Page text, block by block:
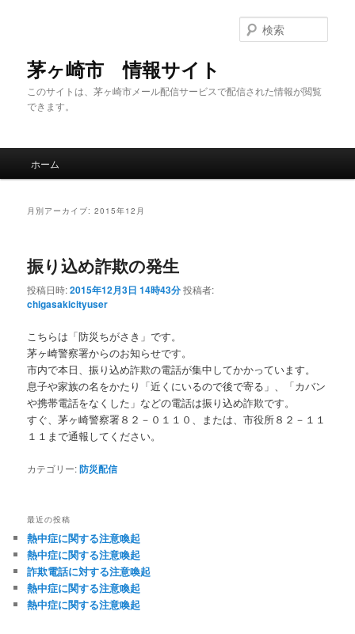
茅ヶ崎市 情報サイト
このサイトは、茅ヶ崎市メール配信サービスで配信された情報が閲覧
できます。
索
ホーム
月別アーカイブ:2015年12月
振り込め詐欺の発生
投稿日時:2015年12月3日 14時43分投稿者:
chigasakicityuser
こちらは「防災ちがさき」です。
茅ヶ崎警察署からのお知らせです。
市内で本日、振り込め詐欺の電話が集中してかかっています。
息子や家族の名をかたり「近くにいるので後で寄る」、「カバン
や携帯電話をなくした」などの電話は振り込め詐欺です。
すぐ、茅ヶ崎警察署８２－０１１０、または、市役所８２－１１
１１まで通報してください。
カテゴリー:防災配信
最近の投稿
熱中症に関する注意喚起
熱中症に関する注意喚起
詐欺電話に対する注意喚起
熱中症に関する注意喚起
熱中症に関する注意喚起